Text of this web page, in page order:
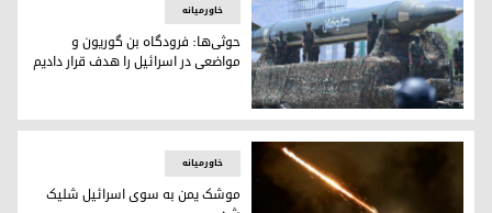
حوثی‌ها: فرودگاه بن گوریون و مواضعی در اسرائیل را هدف
خاورمیانه
حوثی‌ها: فرودگاه بن گوریون و
مواضعی در اسرائیل را هدف قرار دادیم
خاورمیانه
موشک یمن به سوی اسرائیل شلیک